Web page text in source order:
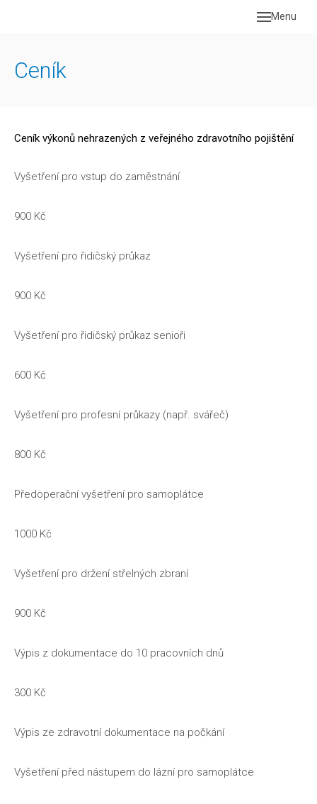
Menu
Ceník
Ceník
Ceník výkonů nehrazených z veřejného zdravotního pojištění
Vyšetření pro vstup do zaměstnání
900 Kč
Vyšetření pro řidičský průkaz
900 Kč
Vyšetření pro řidičský průkaz senioři
600 Kč
Vyšetření pro profesní průkazy (např. svářeč)
800 Kč
Předoperační vyšetření pro samoplátce
1000 Kč
Vyšetření pro držení střelných zbraní
900 Kč
Výpis z dokumentace do 10 pracovních dnů
300 Kč
Výpis ze zdravotní dokumentace na počkání
Vyšetření před nástupem do lázní pro samoplátce